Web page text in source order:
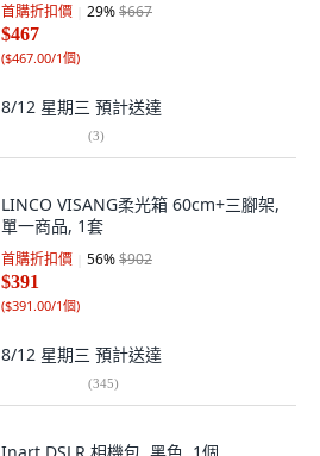
首購折扣價 29%$667
$467
($467.00/1個)
8/12 星期三 預計送達
(3)
LINCO VISANG柔光箱 60cm+三腳架,
單一商品, 1套
首購折扣價 56%$902
$391
($391.00/1個)
8/12 星期三 預計送達
(345)